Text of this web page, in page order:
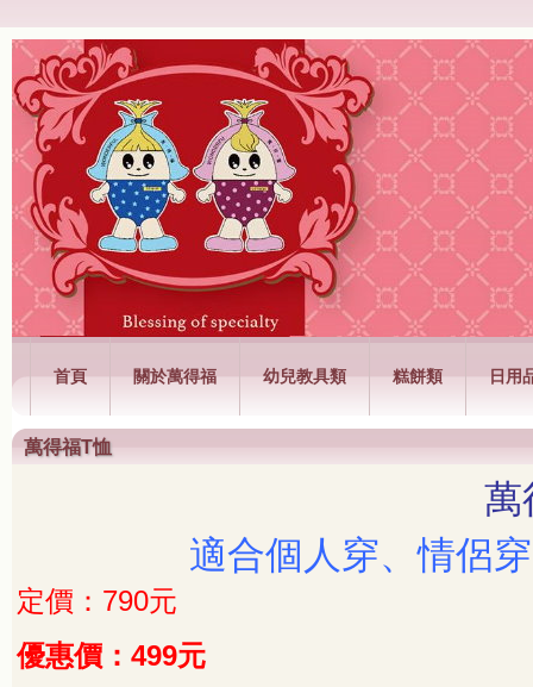
萬得福興業有限公司
首頁 關於萬得福 幼兒教具類 糕餅類 日用
萬得福T恤
萬
適合個人穿、情侶
定價： 790元
優惠價： 499元